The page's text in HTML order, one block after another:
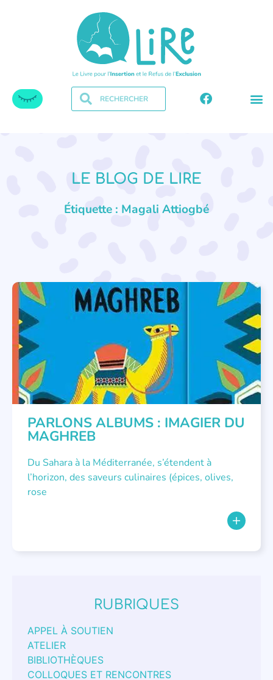
LE BLOG DE LIRE
Étiquette : Magali Attiogbé
PARLONS ALBUMS
PARLONS ALBUMS : IMAGIER DU
MAGHREB
Du Sahara à la Méditerranée, s’étendent à
l’horizon, des saveurs culinaires (épices, olives,
rose
RUBRIQUES
APPEL À SOUTIEN
ATELIER
BIBLIOTHÈQUES
COLLOQUES ET RENCONTRES